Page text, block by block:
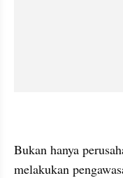
Bukan hanya
melakukan